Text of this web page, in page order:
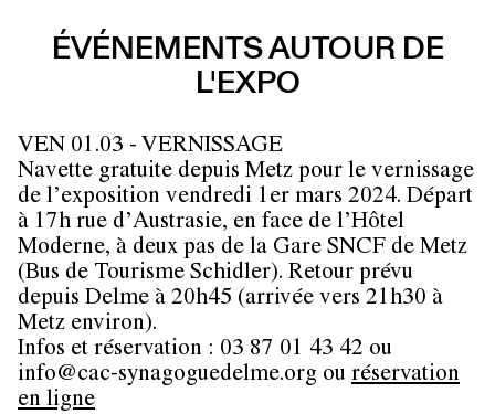
ÉVÉNEMENTS AUTOUR DE
L'EXPO
VEN 01.03 - VERNISSAGE
Navette gratuite depuis Metz pour le vernissage
de l’exposition vendredi 1er mars 2024. Départ
à 17h rue d’Austrasie, en face de l’Hôtel
Moderne, à deux pas de la Gare SNCF de Metz
(Bus de Tourisme Schidler). Retour prévu
depuis Delme à 20h45 (arrivée vers 21h30 à
Metz environ).
Infos et réservation : 03 87 01 43 42 ou
info@cac-synagoguedelme.org ou ​​​​​réservation
en ligne